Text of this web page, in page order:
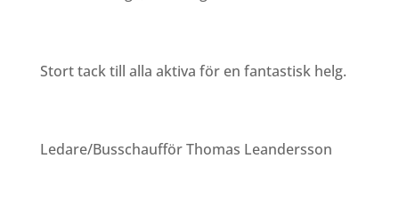
Stort tack till alla aktiva för en fantastisk helg.
Ledare/Busschaufför Thomas Leandersson